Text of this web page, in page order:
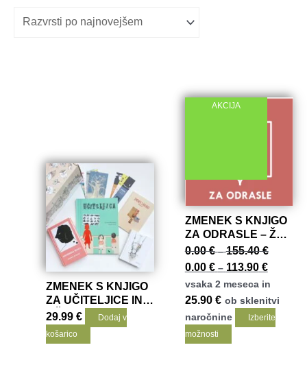
datumu
ZMENEK S KNJIGO
ZA UČITELJICE IN
UČITELJE
29.99€
Dodaj v
košarico
AKCIJA
ZMENEK S KNJIGO
ZA ODRASLE – ŽE
OD 21,00 EUR
0.00€ – 155.40€Cenovni
od
0.00
€
do
155.40
0.00€ – 113.90€Cenovni
od
0.00
€
do
vsaka 2 meseca in
25.90€ ob sklenitvi
naročnine
Izberite
možnosti